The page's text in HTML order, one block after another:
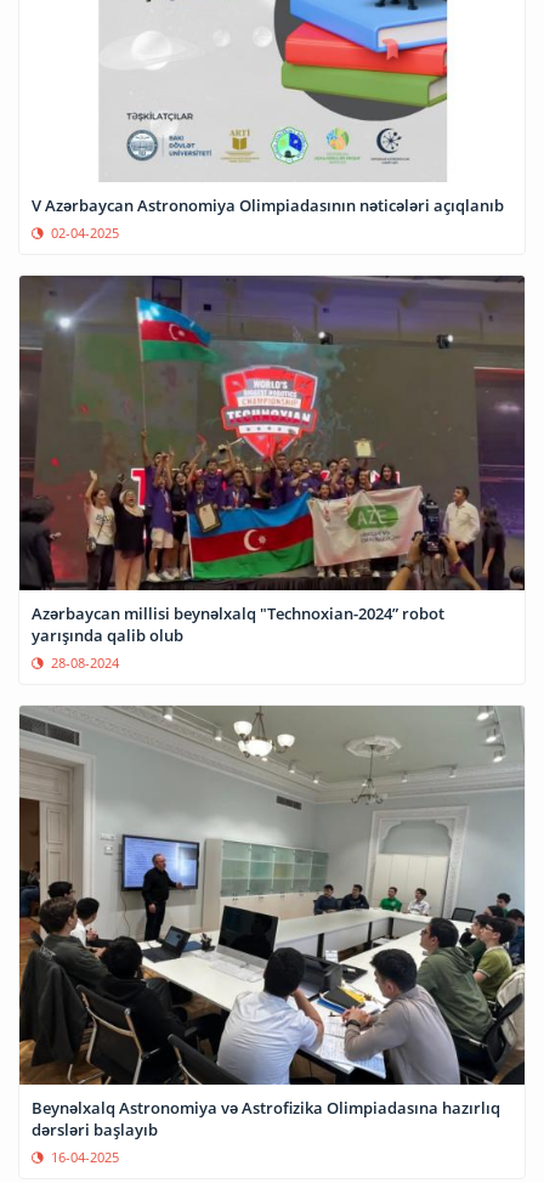
V Azərbaycan Astronomiya Olimpiadasının nəticələri açıqlanıb
02-04-2025
Azərbaycan millisi beynəlxalq "Technoxian-2024” robot
yarışında qalib olub
28-08-2024
Beynəlxalq Astronomiya və Astrofizika Olimpiadasına hazırlıq
dərsləri başlayıb
16-04-2025